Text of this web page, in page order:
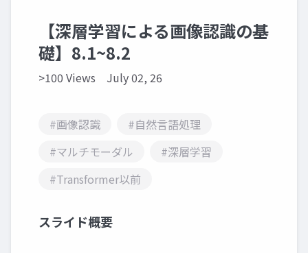
【深層学習による画像認識の基
礎】8.1~8.2
>100 Views July 02, 26
#画像認識
#自然言語処理
#マルチモーダル
#深層学習
#Transformer以前
スライド概要